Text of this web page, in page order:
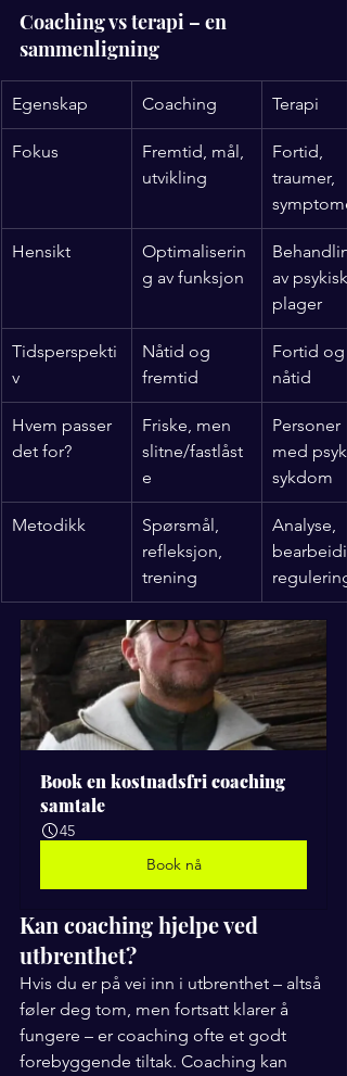
Coaching vs terapi – en
sammenligning
Egenskap Coaching Terapi
Fokus
Fremtid, mål,
utvikling
Fortid,
traumer,
Hensikt
Optimaliserin
g av funksjon
av
plager
Tidsperspekti
v
Nåtid og
fremtid
Fortid og
nåtid
Hvem passer
det for?
Friske, men
slitne/fastlåst
e
Personer
med
sykdom
Metodikk
Spørsmål,
refleksjon,
trening
Analyse,
regulering
Book en kostnadsfri coaching
samtale
45
Book nå
Kan coaching hjelpe ved
utbrenthet?
Hvis du er på vei inn i utbrenthet – altså
føler deg tom, men fortsatt klarer å
fungere – er coaching ofte et godt
forebyggende tiltak. Coaching kan